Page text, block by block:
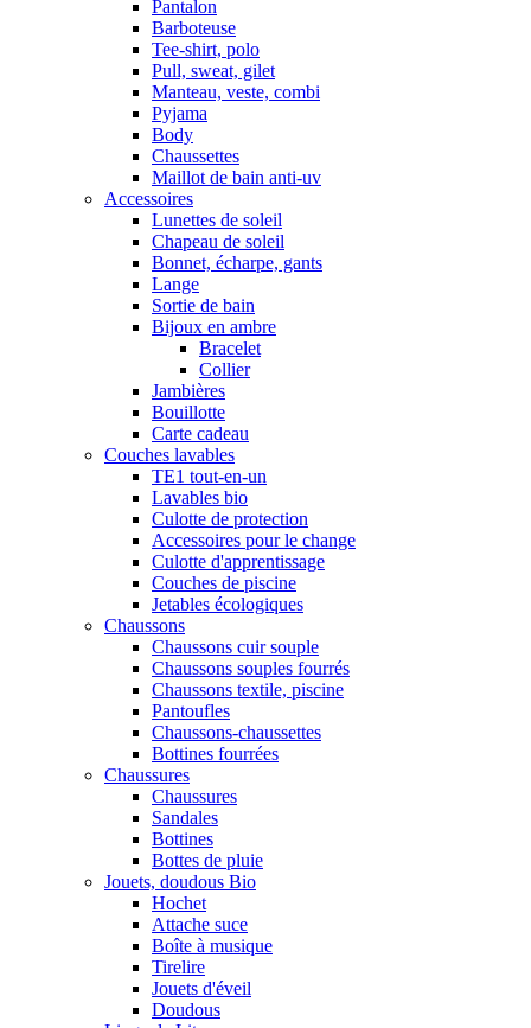
Pantalon
Barboteuse
Tee-shirt, polo
Pull, sweat, gilet
Manteau, veste, combi
Pyjama
Body
Chaussettes
Maillot de bain anti-uv
Accessoires
Lunettes de soleil
Chapeau de soleil
Bonnet, écharpe, gants
Lange
Sortie de bain
Bijoux en ambre
Bracelet
Collier
Jambières
Bouillotte
Carte cadeau
Couches lavables
TE1 tout-en-un
Lavables bio
Culotte de protection
Accessoires pour le change
Culotte d'apprentissage
Couches de piscine
Jetables écologiques
Chaussons
Chaussons cuir souple
Chaussons souples fourrés
Chaussons textile, piscine
Pantoufles
Chaussons-chaussettes
Bottines fourrées
Chaussures
Chaussures
Sandales
Bottines
Bottes de pluie
Jouets, doudous Bio
Hochet
Attache suce
Boîte à musique
Tirelire
Jouets d'éveil
Doudous